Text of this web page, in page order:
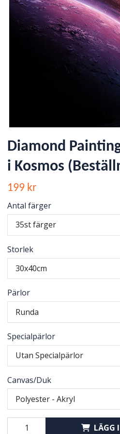
Diamond
i Kosmos
199 kr
Antal färger
35st färger
Storlek
30x40cm
Pärlor
Runda
Specialpärlor
Utan Specialpärlor
Canvas/Duk
Polyester - Akryl
LÄGG